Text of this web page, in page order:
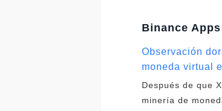
Binance Apps
Observación
moneda virtual
Después de que
minería de